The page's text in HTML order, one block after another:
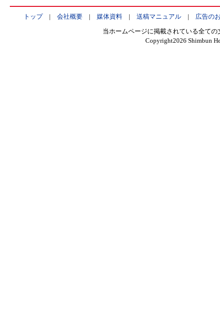
トップ| 会社概要| 媒体資料| 送稿マニュアル| 広告の
当ホームページに掲載されている全て
Copyright2026 Shimbun